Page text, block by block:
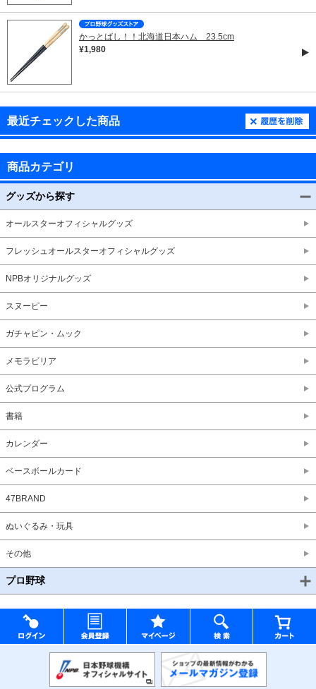
かっとばし！！北海道日本ハム 23.5cm
¥1,980
最近チェックした商品
商品カテゴリ
グッズから探す
オールスターオフィシャルグッズ
フレッシュオールスターオフィシャルグッズ
NPBオリジナルグッズ
スヌーピー
ガチャピン・ムック
メモラビリア
公式プログラム
書籍
カレンダー
ベースボールカード
47BRAND
ぬいぐるみ・玩具
その他
プロ野球